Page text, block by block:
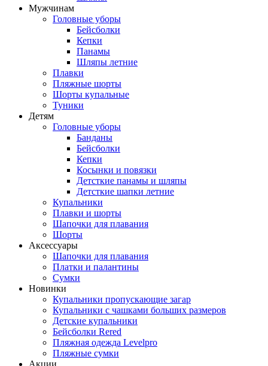
Мужчинам
Головные уборы
Бейсболки
Кепки
Панамы
Шляпы летние
Плавки
Пляжные шорты
Шорты купальные
Туники
Детям
Головные уборы
Банданы
Бейсболки
Кепки
Косынки и повязки
Детсткие панамы и шляпы
Детсткие шапки летние
Купальники
Плавки и шорты
Шапочки для плавания
Шорты
Аксессуары
Шапочки для плавания
Платки и палантины
Сумки
Новинки
Купальники пропускающие загар
Купальники с чашками больших размеров
Детские купальники
Бейсболки Rered
Пляжная одежда Levelpro
Пляжные сумки
Акции